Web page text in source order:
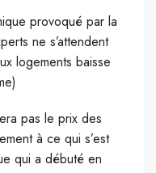
provoqué par la
ne s’attendent
logements baisse
pas le prix des
à ce qui s’est
qui a débuté en